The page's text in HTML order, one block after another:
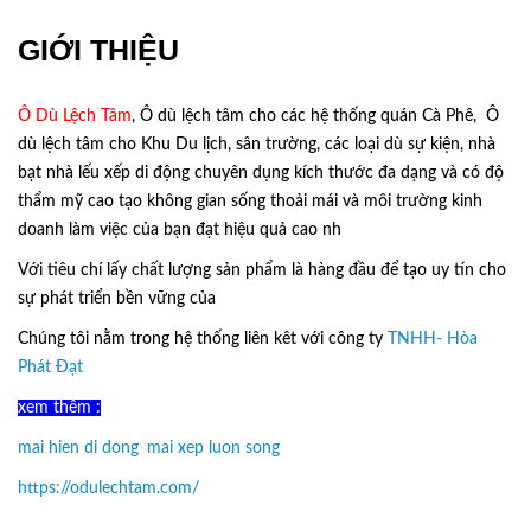
GIỚI THIỆU
Ô Dù Lệch Tâm, Ô dù lệch tâm cho các hệ thống quán Cà Phê, Ô
dù lệch tâm cho Khu Du lịch, sân trường, các loại dù sự kiện, nhà
bạt nhà lếu xếp di động chuyên dụng kích thước đa dạng và có độ
thẩm mỹ cao tạo không gian sống thoải mái và môi trường kinh
doanh làm việc của bạn đạt hiệu quả cao nh
Với tiêu chí lấy chất lượng sản phẩm là hàng đầu để tạo uy tín cho
sự phát triển bền vững của
Chúng tôi nằm trong hệ thống liên kêt với công ty TNHH- Hòa
Phát Đạt
xem thêm :
mai hien di dong mai xep luon song
https://odulechtam.com/